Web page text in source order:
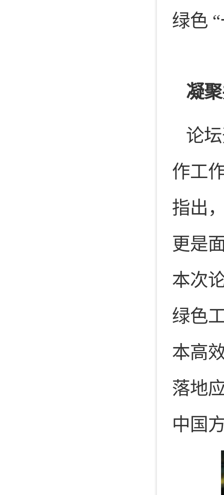
绿色
凝
论
作工
指出
更是
本次
绿色
本高
落地
中国